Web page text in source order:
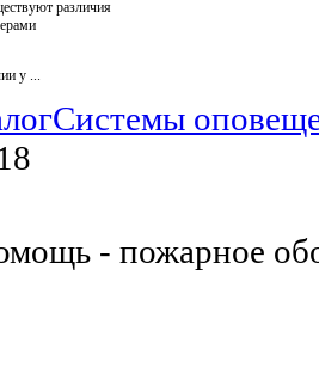
различия
у ...
Системы
- пожарное